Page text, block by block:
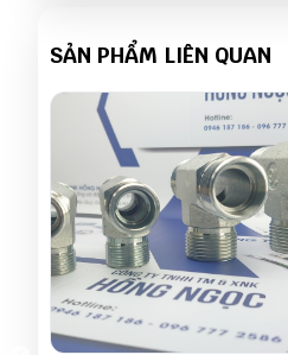
SẢN PHẨM LIÊN QUAN